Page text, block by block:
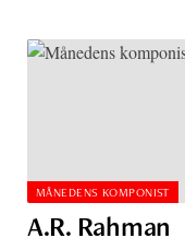
MÅNEDENS KOMPONIST
A.R. Rahman